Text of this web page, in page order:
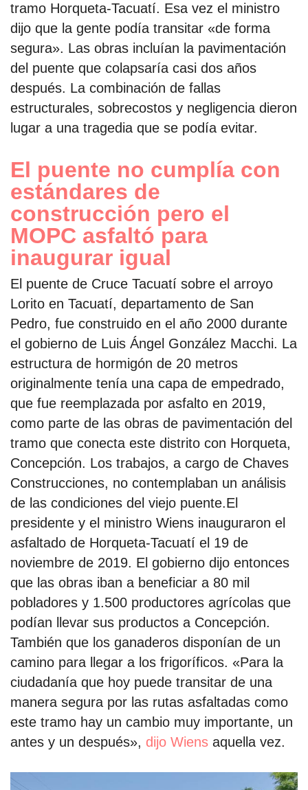
tramo Horqueta-Tacuatí. Esa vez el ministro
dijo que la gente podía transitar «de forma
segura». Las obras incluían la pavimentación
del puente que colapsaría casi dos años
después. La combinación de fallas
estructurales, sobrecostos y negligencia dieron
lugar a una tragedia que se podía evitar.
El puente no cumplía con
estándares de
construcción pero el
MOPC asfaltó para
inaugurar igual
El puente de Cruce Tacuatí sobre el arroyo
Lorito en Tacuatí, departamento de San
Pedro, fue construido en el año 2000 durante
el gobierno de Luis Ángel González Macchi. La
estructura de hormigón de 20 metros
originalmente tenía una capa de empedrado,
que fue reemplazada por asfalto en 2019,
como parte de las obras de pavimentación del
tramo que conecta este distrito con Horqueta,
Concepción. Los trabajos, a cargo de Chaves
Construcciones, no contemplaban un análisis
de las condiciones del viejo puente.El
presidente y el ministro Wiens inauguraron el
asfaltado de Horqueta-Tacuatí el 19 de
noviembre de 2019. El gobierno dijo entonces
que las obras iban a beneficiar a 80 mil
pobladores y 1.500 productores agrícolas que
podían llevar sus productos a Concepción.
También que los ganaderos disponían de un
camino para llegar a los frigoríficos. «Para la
ciudadanía que hoy puede transitar de una
manera segura por las rutas asfaltadas como
este tramo hay un cambio muy importante, un
antes y un después», dijo Wiens aquella vez.